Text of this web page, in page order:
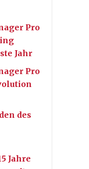
Pro
Jahr
Pro
des
Jahre